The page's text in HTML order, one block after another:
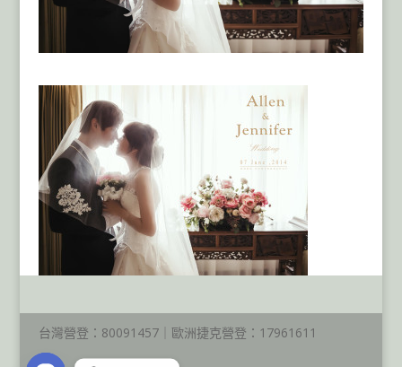
台灣營登：80091457｜歐洲捷克營登：17961611